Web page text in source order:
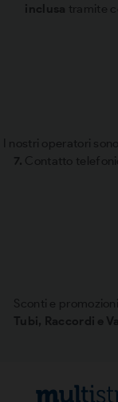
inclusa tramite
I nostri operatori
7. Contatto
Sconti e
Tubi, Raccordi e